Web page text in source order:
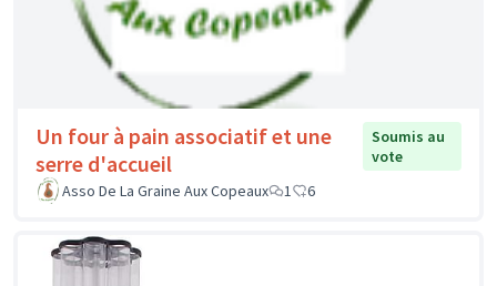
Un four à pain associatif et une
serre d'accueil
Soumis au
vote
Asso De La Graine Aux Copeaux
1 6